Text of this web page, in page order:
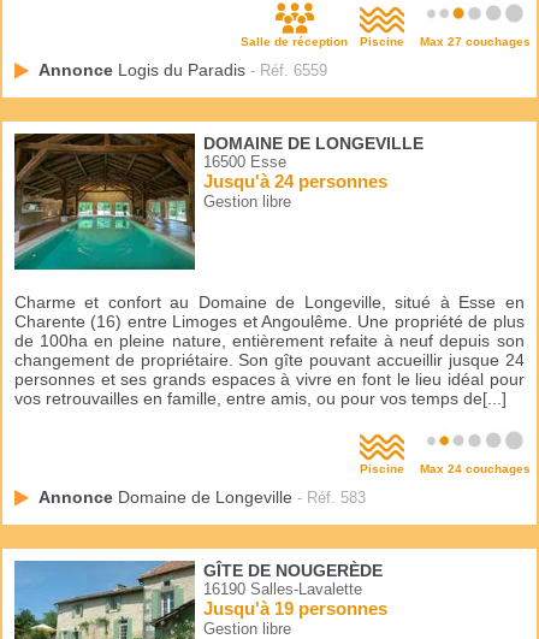
Salle de réception Piscine Max 27 couchages
Annonce Logis du Paradis - Réf. 6559
DOMAINE DE LONGEVILLE
16500 Esse
Jusqu'à 24 personnes
Gestion libre
Charme et confort au Domaine de Longeville, situé à Esse en
Charente (16) entre Limoges et Angoulême. Une propriété de plus
de 100ha en pleine nature, entièrement refaite à neuf depuis son
changement de propriétaire. Son gîte pouvant accueillir jusque 24
personnes et ses grands espaces à vivre en font le lieu idéal pour
vos retrouvailles en famille, entre amis, ou pour vos temps de[...]
Piscine Max 24 couchages
Annonce Domaine de Longeville - Réf. 583
GÎTE DE NOUGERÈDE
16190 Salles-Lavalette
Jusqu'à 19 personnes
Gestion libre